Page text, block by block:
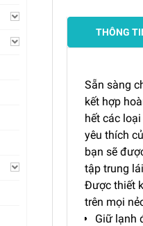
THÔNG
Sẵn sàng
kết hợp
hết các
yêu thích
bạn sẽ
tập trung
Được thiết
trên mọi
Giữ lạnh